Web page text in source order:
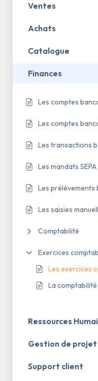
Ventes
Achats
Catalogue
Finances
Les comptes
Les comptes
Les transactions
Les mandats SEPA
Les prélèvements
Les saisies
Comptabilité
Exercices
Les exercices
La
Ressources
Gestion de projet
Support client